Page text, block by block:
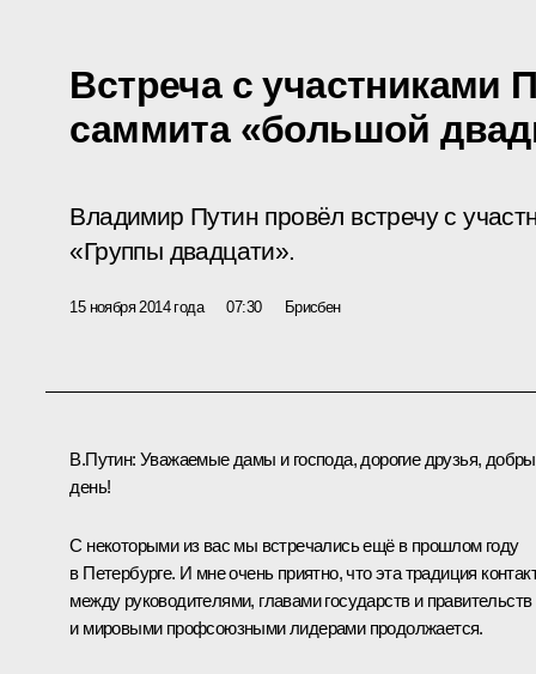
Встреча с участниками
саммита «большой
Владимир Путин провёл встречу с
«Группы двадцати».
15 ноября 2014 года 07:30 Брисбен
В.Путин: Уважаемые дамы и господа, дорогие друзья,
день!
С некоторыми из вас мы встречались ещё в прошлом году
в Петербурге. И мне очень приятно, что эта традиция
между руководителями, главами государств и правительств
и мировыми профсоюзными лидерами продолжается.